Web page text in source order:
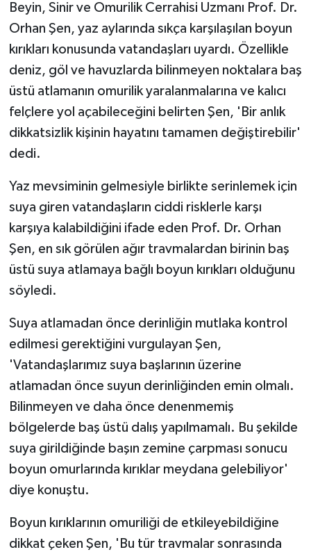
Beyin, Sinir ve Omurilik Cerrahisi Uzmanı Prof. Dr.
Orhan Şen, yaz aylarında sıkça karşılaşılan boyun
kırıkları konusunda vatandaşları uyardı. Özellikle
deniz, göl ve havuzlarda bilinmeyen noktalara baş
üstü atlamanın omurilik yaralanmalarına ve kalıcı
felçlere yol açabileceğini belirten Şen, 'Bir anlık
dikkatsizlik kişinin hayatını tamamen değiştirebilir'
dedi.
Yaz mevsiminin gelmesiyle birlikte serinlemek için
suya giren vatandaşların ciddi risklerle karşı
karşıya kalabildiğini ifade eden Prof. Dr. Orhan
Şen, en sık görülen ağır travmalardan birinin baş
üstü suya atlamaya bağlı boyun kırıkları olduğunu
söyledi.
Suya atlamadan önce derinliğin mutlaka kontrol
edilmesi gerektiğini vurgulayan Şen,
'Vatandaşlarımız suya başlarının üzerine
atlamadan önce suyun derinliğinden emin olmalı.
Bilinmeyen ve daha önce denenmemiş
bölgelerde baş üstü dalış yapılmamalı. Bu şekilde
suya girildiğinde başın zemine çarpması sonucu
boyun omurlarında kırıklar meydana gelebiliyor'
diye konuştu.
Boyun kırıklarının omuriliği de etkileyebildiğine
dikkat çeken Şen, 'Bu tür travmalar sonrasında